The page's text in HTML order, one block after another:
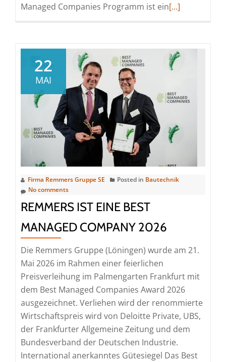
Managed Companies Programm ist einRead
Remmers
ist
eine
Managed
2026
[…]
22
MAI
Firma Remmers Gruppe SE Posted in Bautechnik
No comments
REMMERS IST EINE BEST
MANAGED COMPANY 2026
Die Remmers Gruppe (Löningen) wurde am 21.
Mai 2026 im Rahmen einer feierlichen
Preisverleihung im Palmengarten Frankfurt mit
dem Best Managed Companies Award 2026
ausgezeichnet. Verliehen wird der renommierte
Wirtschaftspreis wird von Deloitte Private, UBS,
der Frankfurter Allgemeine Zeitung und dem
Bundesverband der Deutschen Industrie.
International anerkanntes Gütesiegel Das Best